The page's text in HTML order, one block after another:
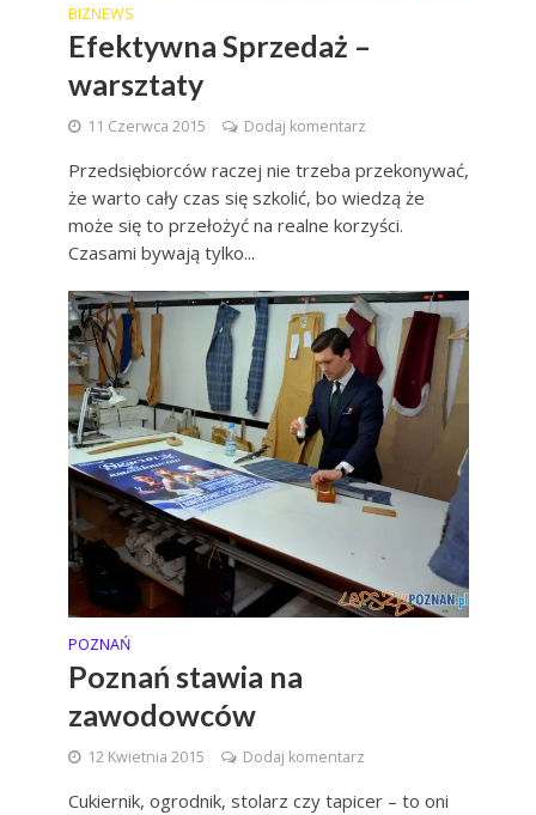
BIZNEWS
Efektywna Sprzedaż –
warsztaty
11 Czerwca 2015 Dodaj komentarz
Przedsiębiorców raczej nie trzeba przekonywać,
że warto cały czas się szkolić, bo wiedzą że
może się to przełożyć na realne korzyści.
Czasami bywają tylko...
POZNAŃ
Poznań stawia na
zawodowców
12 Kwietnia 2015 Dodaj komentarz
Cukiernik, ogrodnik, stolarz czy tapicer – to oni